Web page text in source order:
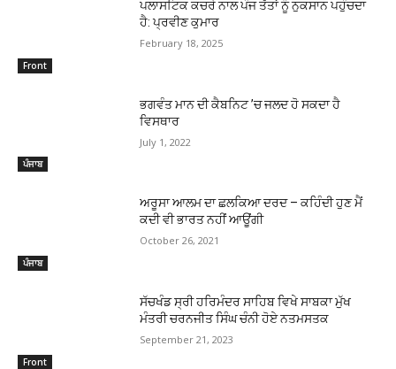
Front
ਪਲਾਸਟਿਕ ਕਚਰੇ ਨਾਲ ਪੰਜ ਤੱਤਾਂ ਨੂੰ ਨੁਕਸਾਨ ਪਹੁੰਚਦਾ
ਹੈ: ਪ੍ਰਵੀਣ ਕੁਮਾਰ
February 18, 2025
ਪੰਜਾਬ
ਭਗਵੰਤ ਮਾਨ ਦੀ ਕੈਬਨਿਟ ’ਚ ਜਲਦ ਹੋ ਸਕਦਾ ਹੈ
ਵਿਸਥਾਰ
July 1, 2022
ਪੰਜਾਬ
ਅਰੂਸਾ ਆਲਮ ਦਾ ਛਲਕਿਆ ਦਰਦ – ਕਹਿੰਦੀ ਹੁਣ ਮੈਂ
ਕਦੀ ਵੀ ਭਾਰਤ ਨਹੀਂ ਆਊਂਗੀ
October 26, 2021
Front
ਸੱਚਖੰਡ ਸ੍ਰੀ ਹਰਿਮੰਦਰ ਸਾਹਿਬ ਵਿਖੇ ਸਾਬਕਾ ਮੁੱਖ
ਮੰਤਰੀ ਚਰਨਜੀਤ ਸਿੰਘ ਚੰਨੀ ਹੋਏ ਨਤਮਸਤਕ
September 21, 2023